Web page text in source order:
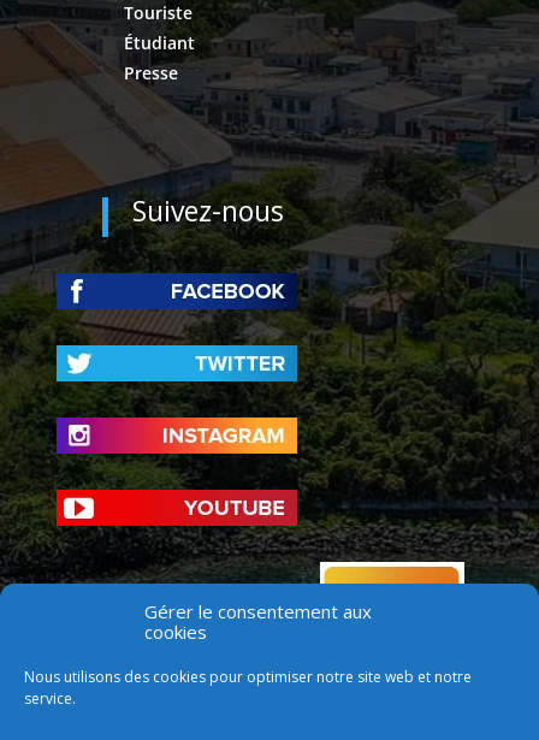
Gérer le consentement aux
cookies
Nous utilisons des cookies pour optimiser notre site web et notre
service.
Touriste
Étudiant
Presse
Suivez-nous